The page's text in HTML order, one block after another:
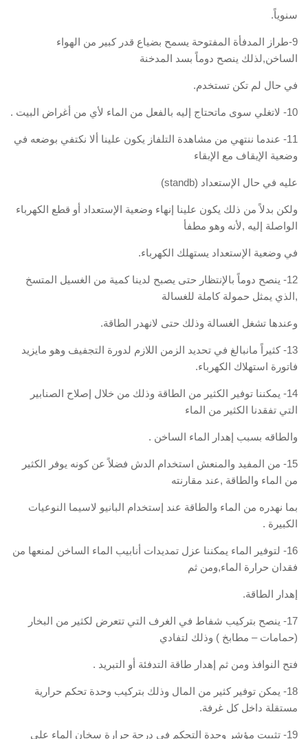
سنوياً.
9-طراز المدفأة المفتوحة يسمح بضياع قدر كبير من الهواء
الساخن,لذلك ينصح دوماً بسد المدخنة
في حال لم تكن تستخدم.
10- لاتغلي سوى ماتحتاج إليه بالفعل من الماء لأي من أغراض البيت .
11- عندما ننتهي من مشاهدة التلفاز يكون علينا ألا نكتفي بوضعه في
وضعية الإيقاف مع الإبقاء
عليه في حال الإستعداد (standb)
ولكن بدلاً من ذلك يكون علينا إنهاء وضعية الإستعداد أو قطع الكهرباء
الواصلة إليه ,لأنه وهو مطفأ
في وضعية الإستعداد يستهلك الكهرباء.
12- ينصح دوماً بالإنتظار حتى يصبح لدينا كمية من الغسيل المتسخ
,الذي يمثل حمولة كاملة للغسالة
وعندها تشغل الغسالة وذلك حتى لانهدر الطاقة.
13- كثيراً مانبالغ في تحديد الزمن اللازم لدورة التجفيف وهو مايزيد
فاتورة استهلاك الكهرباء.
14- يمكننا توفير الكثير من الطاقة وذلك من خلال إصلاح الصنابير
التي تفقدنا الكثير من الماء
والطاقه بسبب إهدار الماء الساخن .
15- من المفيد والمنعش استخدام الدش فضلاً عن كونه يوفر الكثير
من الماء والطاقة ,عند مقارنته
بما نهدره من الماء والطاقة عند إستخدام البانيو لاسيما النوعيات
الكبيرة .
16- لتوفير الماء يمكننا عزل تمديدات أنابيب الماء الساخن لمنعها من
فقدان حرارة الماء,ومن ثم
إهدار الطاقة.
17- ينصح بتركيب شفاط في الغرف التي تتعرض لكثير من البخار
(حمامات – مطابخ ) وذلك لتفادي
فتح النوافذ ومن ثم إهدار طاقة التدفئة أو التبريد .
18- يمكن توفير كثير من المال وذلك بتركيب وحدة تحكم حرارية
مستقلة داخل كل غرفة.
19- تثبيت مؤشر وحدة التحكم في درجة حرارة سخان الماء على